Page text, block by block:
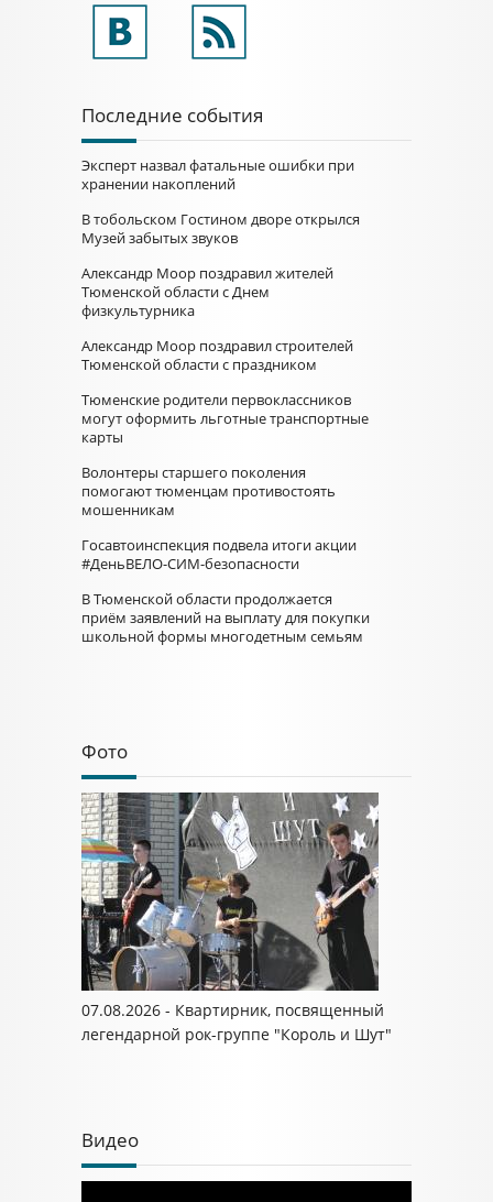
Последние события
Эксперт назвал фатальные ошибки при
хранении накоплений
В тобольском Гостином дворе открылся
Музей забытых звуков
Александр Моор поздравил жителей
Тюменской области с Днем
физкультурника
Александр Моор поздравил строителей
Тюменской области с праздником
Тюменские родители первоклассников
могут оформить льготные транспортные
карты
Волонтеры старшего поколения
помогают тюменцам противостоять
мошенникам
Госавтоинспекция подвела итоги акции
#ДеньВЕЛО-СИМ-безопасности
В Тюменской области продолжается
приём заявлений на выплату для покупки
школьной формы многодетным семьям
Фото
07.08.2026 - Квартирник, посвященный
легендарной рок-группе "Король и Шут"
Видео